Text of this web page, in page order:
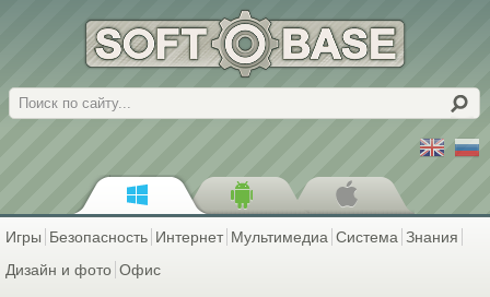
Поиск
Игры Безопасность Интернет Мультимедиа Система Знания
Дизайн и фото Офис